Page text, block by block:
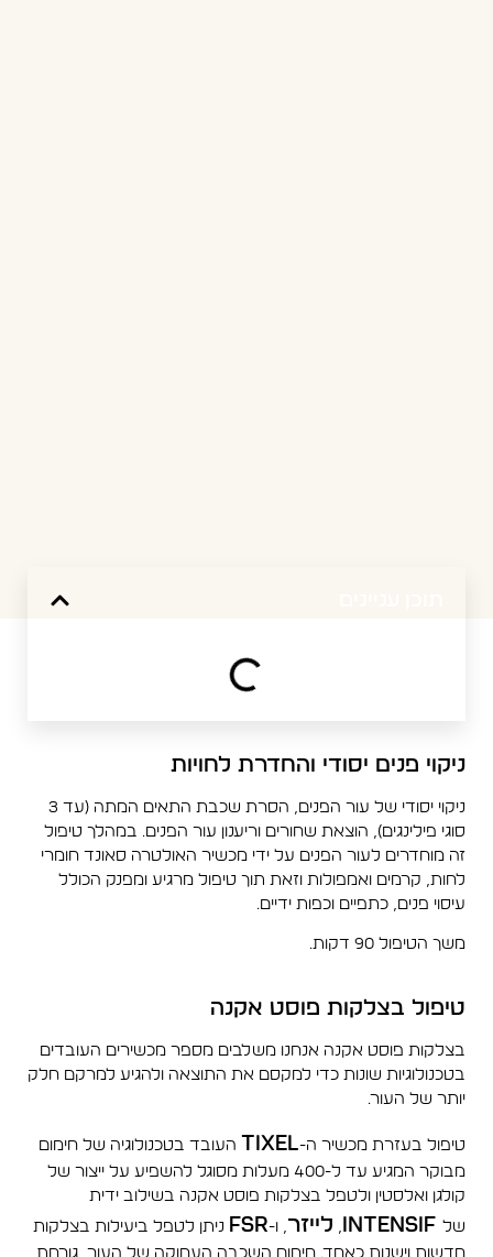
ניקוי פנים יסודי והחדרת לחויות
ניקוי יסודי של עור הפנים, הסרת שכבת התאים המתה (עד 3
סוגי פילינגים), הוצאת שחורים וריענון עור הפנים. במהלך טיפול
זה מוחדרים לעור הפנים על ידי מכשיר האולטרה סאונד חומרי
לחות, קרמים ואמפולות וזאת תוך טיפול מרגיע ומפנק הכולל
עיסוי פנים, כתפיים וכפות ידיים.
משך הטיפול 90 דקות.
טיפול בצלקות פוסט אקנה
בצלקות פוסט אקנה אנחנו משלבים מספר מכשירים העובדים
בטכנולוגיות שונות כדי למקסם את התוצאה ולהגיע למרקם חלק
יותר של העור.
טיפול בעזרת מכשיר ה-Tixel העובד בטכנולוגיה של חימום
מבוקר המגיע עד ל-400 מעלות מסוגל להשפיע על ייצור של
קולגן ואלסטין ולטפל בצלקות פוסט אקנה בשילוב ידית
של
, לייזר, ו-FSR ניתן לטפל ביעילות בצלקות
חדשות וישנות כאחד. חימום השכבה העמוקה של העור, גורמת